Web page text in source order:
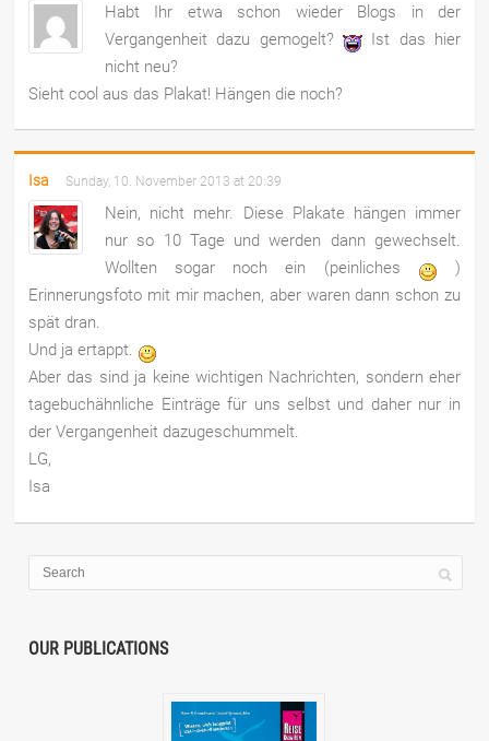
Habt Ihr etwa schon wieder Blogs in der
Vergangenheit dazu gemogelt?
Ist das hier
nicht neu?
Sieht cool aus das Plakat! Hängen die noch?
Isa Sunday, 10. November 2013 at 20:39
Nein, nicht mehr. Diese Plakate hängen immer
nur so 10 Tage und werden dann gewechselt.
Wollten sogar noch ein (peinliches
)
Erinnerungsfoto mit mir machen, aber waren dann schon zu
spät dran.
Und ja ertappt.
Aber das sind ja keine wichtigen Nachrichten, sondern eher
tagebuchähnliche Einträge für uns selbst und daher nur in
der Vergangenheit dazugeschummelt.
LG,
Isa
OUR PUBLICATIONS